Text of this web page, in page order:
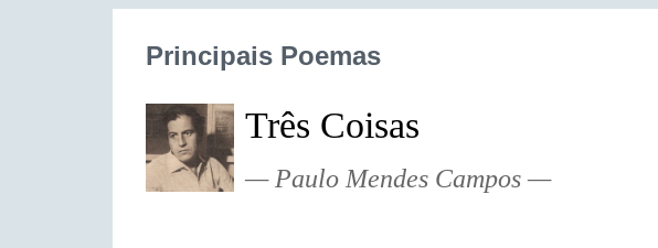
Principais Poemas
Três Coisas
Paulo Mendes Campos